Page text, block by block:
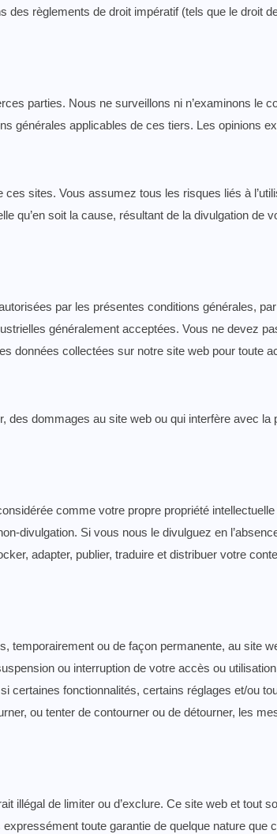
des règlements de droit impératif (tels que le droit
parties. Nous ne surveillons ni n’examinons le
générales applicables de ces tiers. Les opinions
sites. Vous assumez tous les risques liés à
qu’en soit la cause, résultant de la divulgation de
par les présentes conditions générales,
généralement acceptées. Vous ne devez
données collectées sur notre site web pour toute
dommages au site web ou qui interfère avec
comme votre propre propriété
divulgation. Si vous nous le divulguez en
adapter, publier, traduire et distribuer votre
ou de façon permanente, au site
ou interruption de votre accès ou
certaines fonctionnalités, certains réglages et/ou
ou tenter de contourner ou de détourner, les
illégal de limiter ou d’exclure. Ce site web et tout
toute garantie de quelque nature que